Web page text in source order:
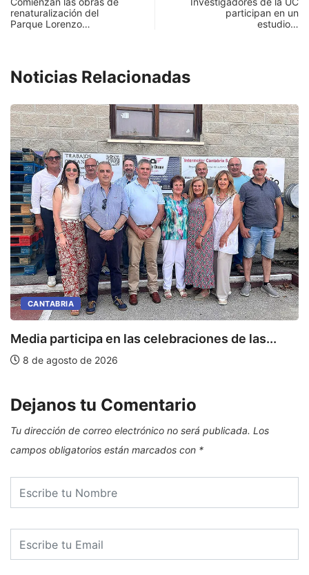
renaturalización del
Parque Lorenzo…
participan en un
estudio…
Noticias Relacionadas
CANTABRIA
Media participa en las celebraciones de las...
8 de agosto de 2026
Dejanos tu Comentario
Tu dirección de correo electrónico no será publicada. Los
campos obligatorios están marcados con *